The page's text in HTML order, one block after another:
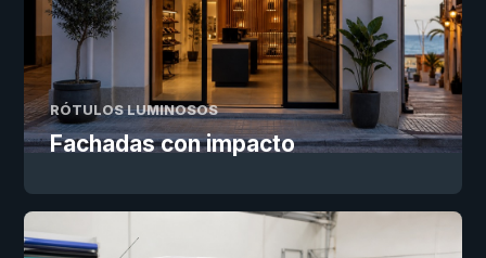
RÓTULOS LUMINOSOS
Fachadas con impacto